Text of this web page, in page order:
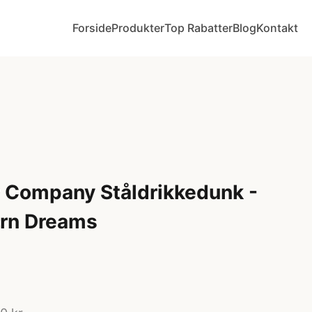
ForsideProdukterTop RabatterBlogKontakt
Ståldrikkedunk -
Dreams